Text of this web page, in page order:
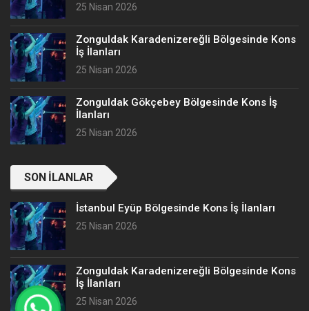
25 Nisan 2026
Zonguldak Karadenizereğli Bölgesinde Kons
İş İlanları
25 Nisan 2026
Zonguldak Gökçebey Bölgesinde Kons İş
İlanları
25 Nisan 2026
SON İLANLAR
İstanbul Eyüp Bölgesinde Kons İş İlanları
25 Nisan 2026
Zonguldak Karadenizereğli Bölgesinde Kons
İş İlanları
25 Nisan 2026